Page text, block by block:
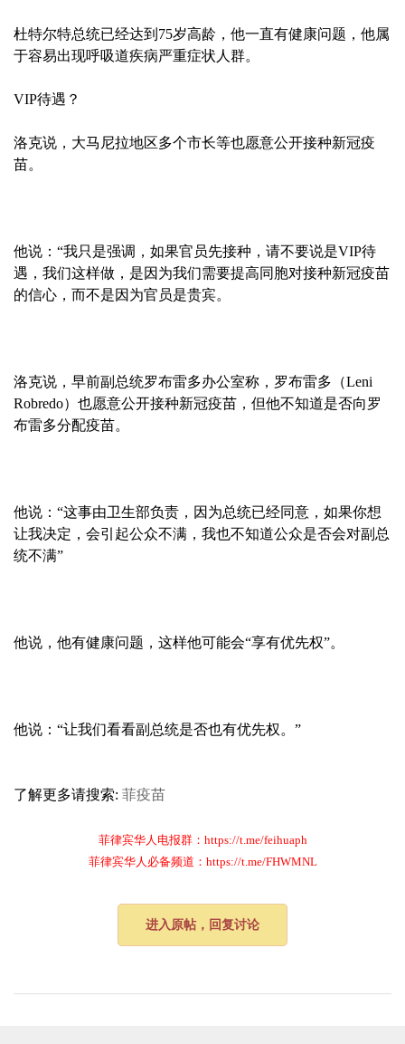
杜特尔特总统已经达到75岁高龄，他一直有健康问题，他属
于容易出现呼吸道疾病严重症状人群。
VIP待遇？
洛克说，大马尼拉地区多个市长等也愿意公开接种新冠疫
苗。
他说：“我只是强调，如果官员先接种，请不要说是VIP待
遇，我们这样做，是因为我们需要提高同胞对接种新冠疫苗
的信心，而不是因为官员是贵宾。
洛克说，早前副总统罗布雷多办公室称，罗布雷多（Leni
Robredo）也愿意公开接种新冠疫苗，但他不知道是否向罗
布雷多分配疫苗。
他说：“这事由卫生部负责，因为总统已经同意，如果你想
让我决定，会引起公众不满，我也不知道公众是否会对副总
统不满”
他说，他有健康问题，这样他可能会“享有优先权”。
他说：“让我们看看副总统是否也有优先权。”
了解更多请搜索: 菲疫苗
菲律宾华人电报群：https://t.me/feihuaph
菲律宾华人必备频道：https://t.me/FHWMNL
进入原帖，回复讨论